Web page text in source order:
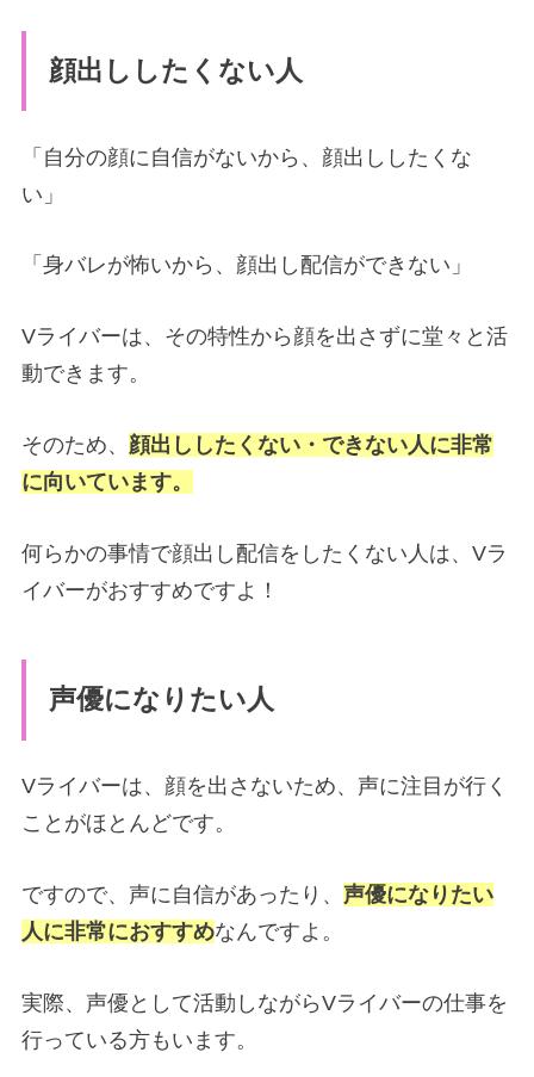
顔出ししたくない人
「自分の顔に自信がないから、顔出ししたくな
い」
「身バレが怖いから、顔出し配信ができない」
Vライバーは、その特性から顔を出さずに堂々と活
動できます。
そのため、 顔出ししたくない・できない人に非常
に向いています。
何らかの事情で顔出し配信をしたくない人は、Vラ
イバーがおすすめですよ！
声優になりたい人
Vライバーは、顔を出さないため、声に注目が行く
ことがほとんどです。
ですので、声に自信があったり、 声優になりたい
人に非常におすすめなんですよ。
実際、声優として活動しながらVライバーの仕事を
行っている方もいます。